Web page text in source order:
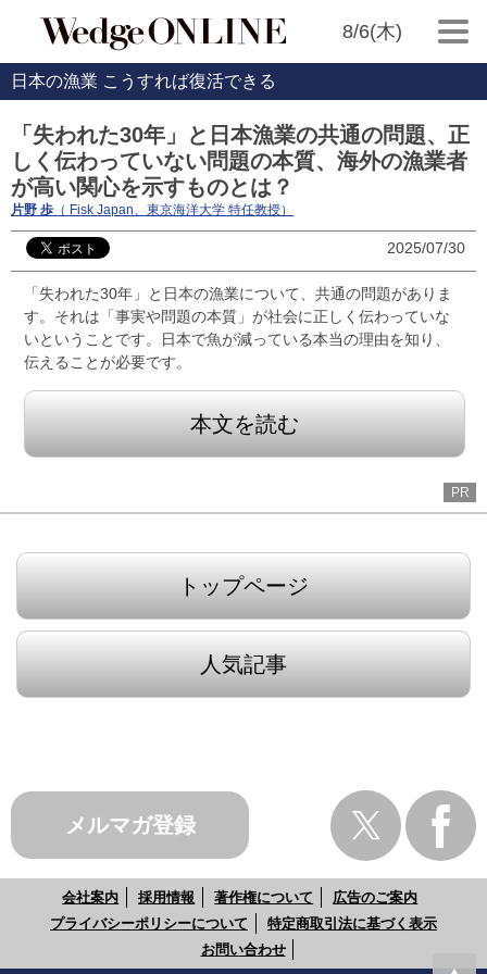
8/6(木)
日本の漁業 こうすれば復活できる
「失われた30年」と日本漁業の共通の問題、正
しく伝わっていない問題の本質、海外の漁業者
が高い関心を示すものとは？
片野 歩 （ Fisk Japan、東京海洋大学 特任教授）
2025/07/30
「失われた30年」と日本の漁業について、共通の問題がありま
す。それは「事実や問題の本質」が社会に正しく伝わっていな
いということです。日本で魚が減っている本当の理由を知り、
伝えることが必要です。
本文を読む
PR
トップページ
人気記事
メルマガ登録
会社案内 採用情報 著作権について
広告のご案内
プライバシーポリシーについて
特定商取引法に基づく表示
お問い合わせ